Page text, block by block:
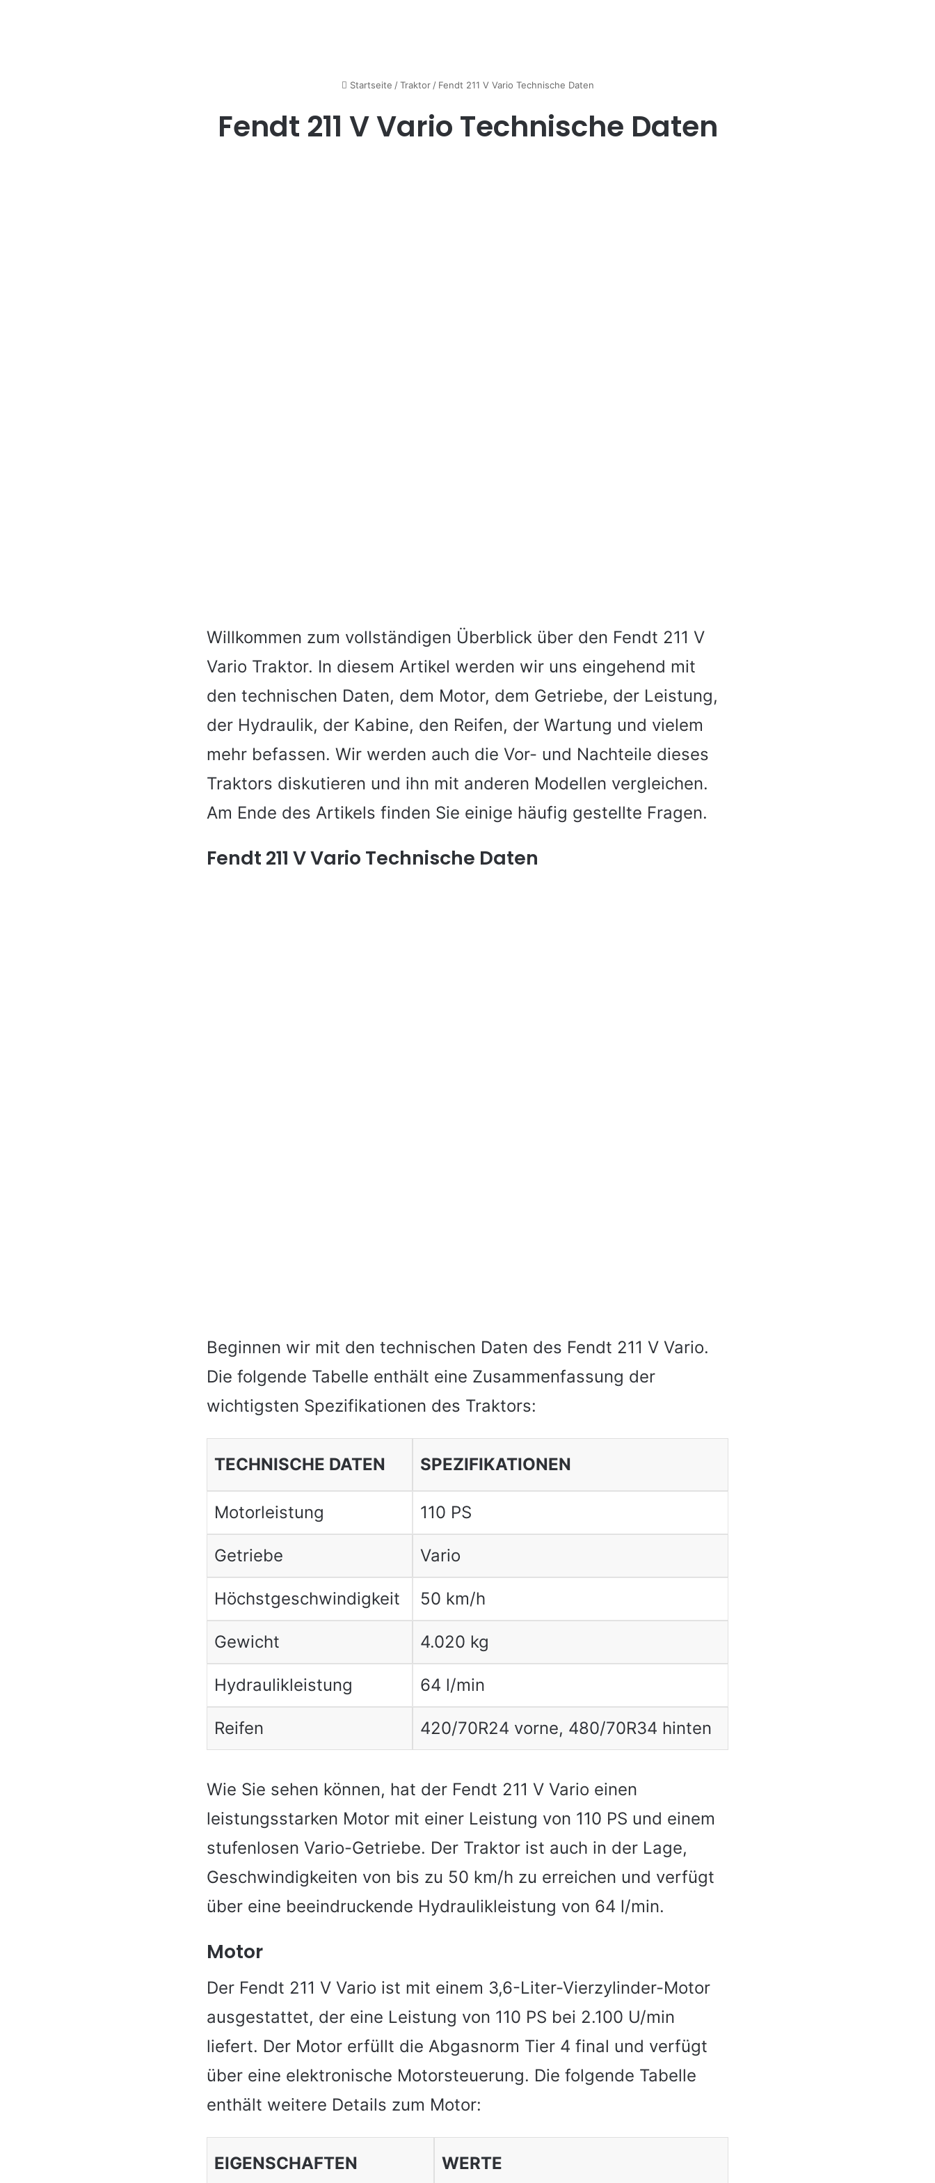
Startseite / Traktor / Fendt 211 V Vario Technische Daten
Fendt 211 V Vario Technische Daten
Willkommen zum vollständigen Überblick über den Fendt 211 V
Vario Traktor. In diesem Artikel werden wir uns eingehend mit
den technischen Daten, dem Motor, dem Getriebe, der Leistung,
der Hydraulik, der Kabine, den Reifen, der Wartung und vielem
mehr befassen. Wir werden auch die Vor- und Nachteile dieses
Traktors diskutieren und ihn mit anderen Modellen vergleichen.
Am Ende des Artikels finden Sie einige häufig gestellte Fragen.
Fendt 211 V Vario Technische Daten
Beginnen wir mit den technischen Daten des Fendt 211 V Vario.
Die folgende Tabelle enthält eine Zusammenfassung der
wichtigsten Spezifikationen des Traktors:
TECHNISCHE DATEN SPEZIFIKATIONEN
Motorleistung 110 PS
Getriebe Vario
Höchstgeschwindigkeit 50 km/h
Gewicht 4.020 kg
Hydraulikleistung 64 l/min
Reifen 420/70R24 vorne, 480/70R34 hinten
Wie Sie sehen können, hat der Fendt 211 V Vario einen
leistungsstarken Motor mit einer Leistung von 110 PS und einem
stufenlosen Vario-Getriebe. Der Traktor ist auch in der Lage,
Geschwindigkeiten von bis zu 50 km/h zu erreichen und verfügt
über eine beeindruckende Hydraulikleistung von 64 l/min.
Motor
Der Fendt 211 V Vario ist mit einem 3,6-Liter-Vierzylinder-Motor
ausgestattet, der eine Leistung von 110 PS bei 2.100 U/min
liefert. Der Motor erfüllt die Abgasnorm Tier 4 final und verfügt
über eine elektronische Motorsteuerung. Die folgende Tabelle
enthält weitere Details zum Motor:
EIGENSCHAFTEN WERTE